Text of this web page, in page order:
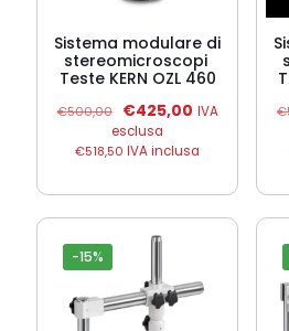
Sistema modulare di
stereomicroscopi 
Teste KERN OZL 460
€500,00
Il
prezzo
originale
€425,00Il
attuale
€425,00.
IVA
esclusa
€518,50 IVA inclusa
€
-15%